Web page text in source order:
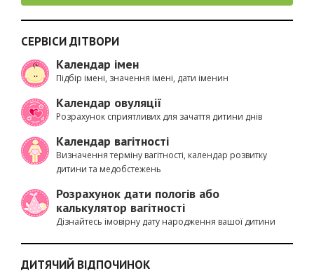
СЕРВІСИ ДІТВОРИ
Календар імен
Підбір імені, значення імені, дати іменин
Календар овуляції
Розрахунок сприятливих для зачаття дитини днів
Календар вагітності
Визначення терміну вагітності, календар розвитку
дитини та медобстежень
Розрахунок дати пологів або
калькулятор вагітності
Дізнайтесь імовірну дату народження вашої дитини
ДИТЯЧИЙ ВІДПОЧИНОК